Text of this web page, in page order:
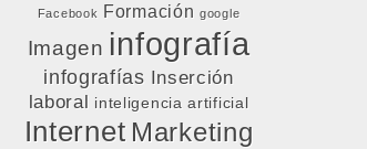
Facebook Formación google
Imagen infografía
infografías Inserción
laboral inteligencia artificial
Internet Marketing